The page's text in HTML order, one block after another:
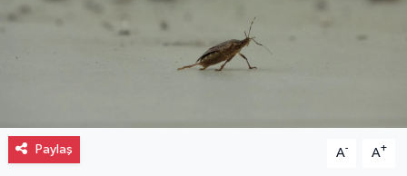
Paylaş A- A+